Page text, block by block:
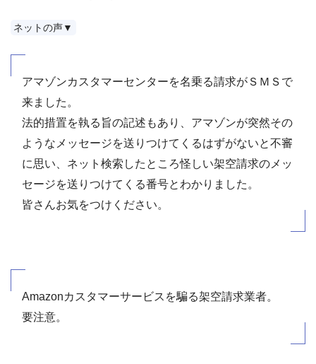
ネットの声▼
アマゾンカスタマーセンターを名乗る請求がＳＭＳで
来ました。
法的措置を執る旨の記述もあり、アマゾンが突然その
ようなメッセージを送りつけてくるはずがないと不審
に思い、ネット検索したところ怪しい架空請求のメッ
セージを送りつけてくる番号とわかりました。
皆さんお気をつけください。
Amazonカスタマーサービスを騙る架空請求業者。
要注意。